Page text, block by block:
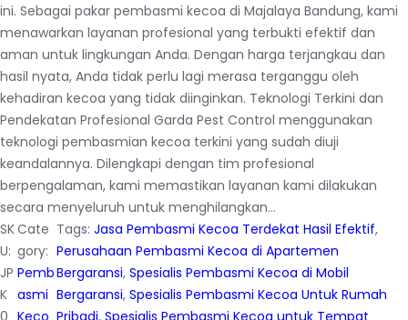
ini. Sebagai pakar pembasmi kecoa di Majalaya Bandung, kami
menawarkan layanan profesional yang terbukti efektif dan
aman untuk lingkungan Anda. Dengan harga terjangkau dan
hasil nyata, Anda tidak perlu lagi merasa terganggu oleh
kehadiran kecoa yang tidak diinginkan. Teknologi Terkini dan
Pendekatan Profesional Garda Pest Control menggunakan
teknologi pembasmian kecoa terkini yang sudah diuji
keandalannya. Dilengkapi dengan tim profesional
berpengalaman, kami memastikan layanan kami dilakukan
secara menyeluruh untuk menghilangkan…
SK
U:
JP
K
Cate
gory:
Pemb
asmi
Tags:Jasa Pembasmi Kecoa Terdekat Hasil Efektif,
Perusahaan Pembasmi Kecoa di Apartemen
Bergaransi, Spesialis Pembasmi Kecoa di Mobil
Bergaransi, Spesialis Pembasmi Kecoa Untuk Rumah